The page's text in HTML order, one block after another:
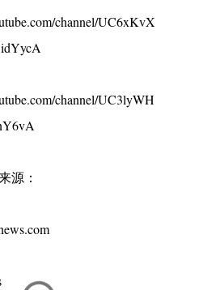
channel/UC6xKvX
channel/UC3lyWH
源：